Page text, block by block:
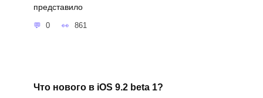
представило
0 861
Что нового в iOS 9.2 beta 1?